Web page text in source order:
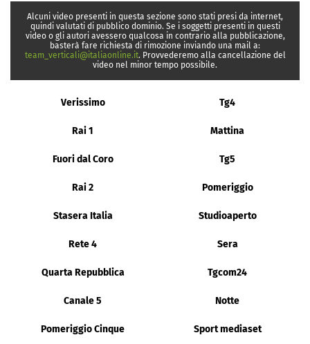
Alcuni video presenti in questa sezione sono stati presi da internet,
quindi valutati di pubblico dominio. Se i soggetti presenti in questi
video o gli autori avessero qualcosa in contrario alla pubblicazione,
basterà fare richiesta di rimozione inviando una mail a:
team_verticali@italiaonline.it. Provvederemo alla cancellazione del
video nel minor tempo possibile.
Verissimo Tg4
Rai 1 Mattina
Fuori dal Coro Tg5
Rai 2 Pomeriggio
Stasera Italia Studioaperto
Rete 4 Sera
Quarta Repubblica Tgcom24
Canale 5 Notte
Pomeriggio Cinque Sport mediaset